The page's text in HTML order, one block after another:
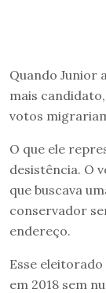
Quando Junior
mais
votos
O que ele
desistência. O
que buscava
conservador
endereço.
Esse
em 2018 sem